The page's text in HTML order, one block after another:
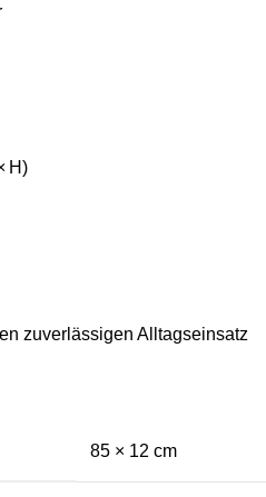
H)
zuverlässigen Alltagseinsatz
85 × 12 cm